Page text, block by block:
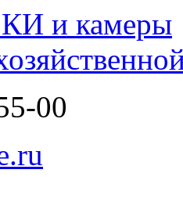
и камеры
00